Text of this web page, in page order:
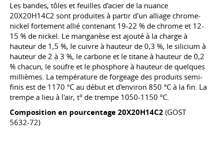
Les bandes, tôles et feuilles d'acier de la nuance
20Х20Н14С2 sont produites à partir d'un alliage chrome-
nickel fortement allié contenant 19-22 % de chrome et 12-
15 % de nickel. Le manganèse est ajouté à la charge à
hauteur de 1,5 %, le cuivre à hauteur de 0,3 %, le silicium à
hauteur de 2 à 3 %, le carbone et le titane à hauteur de 0,2
% chacun, le soufre et le phosphore à hauteur de quelques
millièmes. La température de forgeage des produits semi-
finis est de 1170 °C au début et d'environ 850 °C à la fin. La
trempe a lieu à l'air, t° de trempe 1050-1150 °C.
Composition en pourcentage 20Х20Н14С2 (GOST
5632-72)